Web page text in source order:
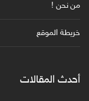
من نحن !
خريطة الموقع
أحدث المقالات